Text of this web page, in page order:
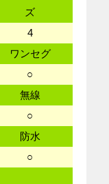
ズ
4
ワンセグ
○
無線
○
防水
○